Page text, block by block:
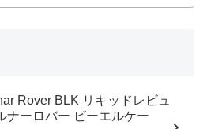
Rover BLK リキッドレビュ
ナーロバー ビーエルケー